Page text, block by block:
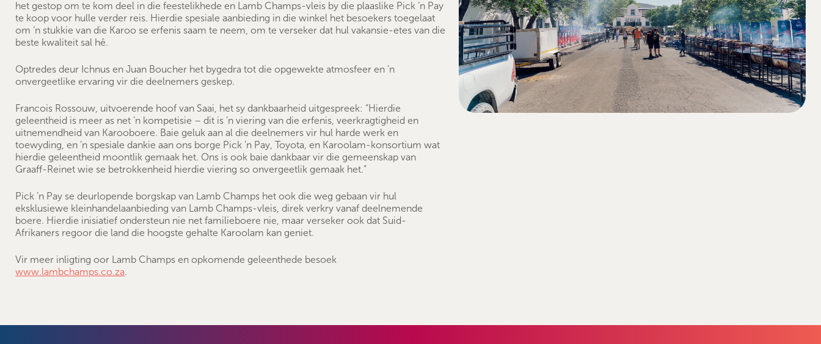
het gestop om te kom deel in die feestelikhede en Lamb Champs-vleis by die plaaslike Pick ’n Pay
te koop voor hulle verder reis. Hierdie spesiale aanbieding in die winkel het besoekers toegelaat
om ’n stukkie van die Karoo se erfenis saam te neem, om te verseker dat hul vakansie-etes van die
beste kwaliteit sal hê.
Optredes deur Ichnus en Juan Boucher het bygedra tot die opgewekte atmosfeer en ’n
onvergeetlike ervaring vir die deelnemers geskep.
Francois Rossouw, uitvoerende hoof van Saai, het sy dankbaarheid uitgespreek: “Hierdie
geleentheid is meer as net ’n kompetisie – dit is ’n viering van die erfenis, veerkragtigheid en
uitnemendheid van Karooboere. Baie geluk aan al die deelnemers vir hul harde werk en
toewyding, en ’n spesiale dankie aan ons borge Pick ’n Pay, Toyota, en Karoolam-konsortium wat
hierdie geleentheid moontlik gemaak het. Ons is ook baie dankbaar vir die gemeenskap van
Graaff-Reinet wie se betrokkenheid hierdie viering so onvergeetlik gemaak het.”
Pick ’n Pay se deurlopende borgskap van Lamb Champs het ook die weg gebaan vir hul
eksklusiewe kleinhandelaanbieding van Lamb Champs-vleis, direk verkry vanaf deelnemende
boere. Hierdie inisiatief ondersteun nie net familieboere nie, maar verseker ook dat Suid-
Afrikaners regoor die land die hoogste gehalte Karoolam kan geniet.
Vir meer inligting oor Lamb Champs en opkomende geleenthede besoek
www.lambchamps.co.za.